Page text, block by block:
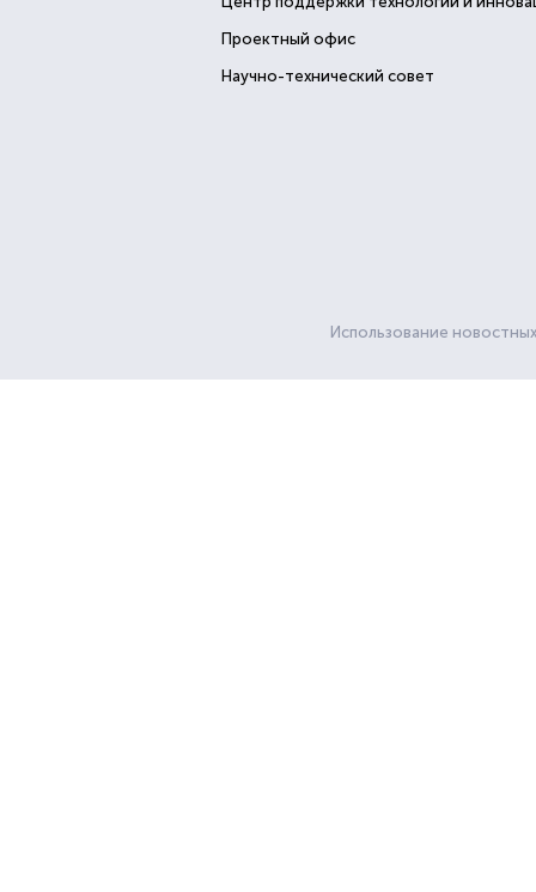
Проектный офис
Научно-технический совет
Использование